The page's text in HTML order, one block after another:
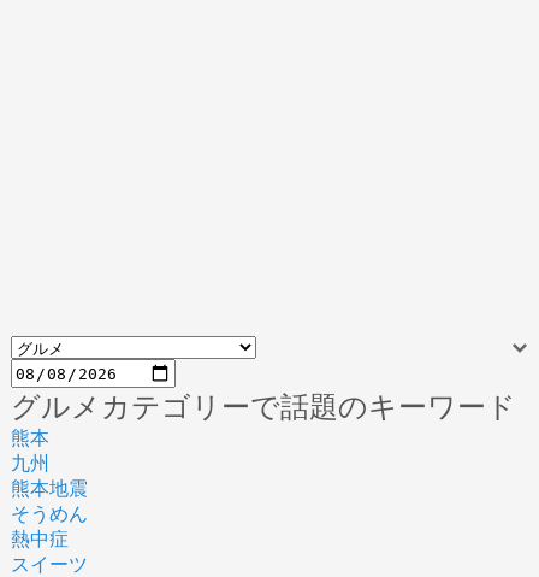
グルメカテゴリーで話題のキーワード
熊本
九州
熊本地震
そうめん
熱中症
スイーツ